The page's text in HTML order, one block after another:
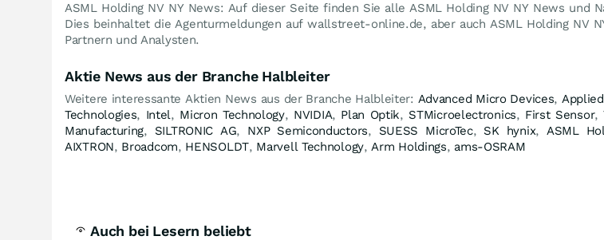
ASML Holding NV NY News: Auf dieser Seite finden Sie alle ASML Holding NV NY News und
Dies beinhaltet die Agenturmeldungen auf wallstreet-online.de, aber auch ASML Holding NV
Partnern und Analysten.
Aktie News aus der Branche Halbleiter
Weitere interessante Aktien News aus der Branche Halbleiter: Advanced Micro Devices,
Technologies, Intel, Micron Technology, NVIDIA, Plan Optik, STMicroelectronics, First Sensor,
Manufacturing, SILTRONIC AG, NXP Semiconductors, SUESS MicroTec, SK hynix, ASML
AIXTRON, Broadcom, HENSOLDT, Marvell Technology,Arm Holdings, ams-OSRAM
Auch bei Lesern beliebt